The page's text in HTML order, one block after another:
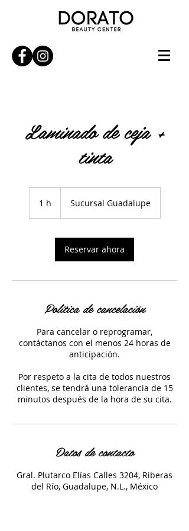
Laminado de ceja +
tinta
1 h Sucursal Guadalupe
Reservar ahora
Política de cancelación
Para cancelar o reprogramar,
contáctanos con el menos 24 horas de
anticipación.
Por respeto a la cita de todos nuestros
clientes, se tendrá una tolerancia de 15
minutos después de la hora de su cita.
Datos de contacto
Gral. Plutarco Elías Calles 3204, Riberas
del Río, Guadalupe, N.L., México